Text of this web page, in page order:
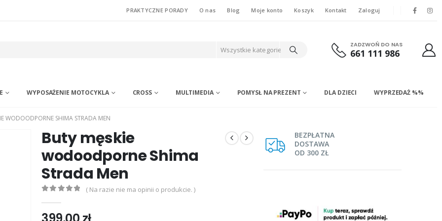
PRAKTYCZNE PORADY O nas Blog Moje konto Koszyk Kontakt Zaloguj
Wszystkie kategorie
ZADZWOŃ DO NAS
661 111 986
WYPOSAŻENIE MOTOCYKLA CROSS MULTIMEDIA POMYSŁ NA PREZENT DLA DZIECI WYPRZEDAŻ %%
WODOODPORNE SHIMA STRADA MEN
Buty męskie
wodoodporne Shima
Strada Men
( Na razie nie ma opinii o produkcie. )
BEZPŁATNA
DOSTAWA
OD 300 ZŁ